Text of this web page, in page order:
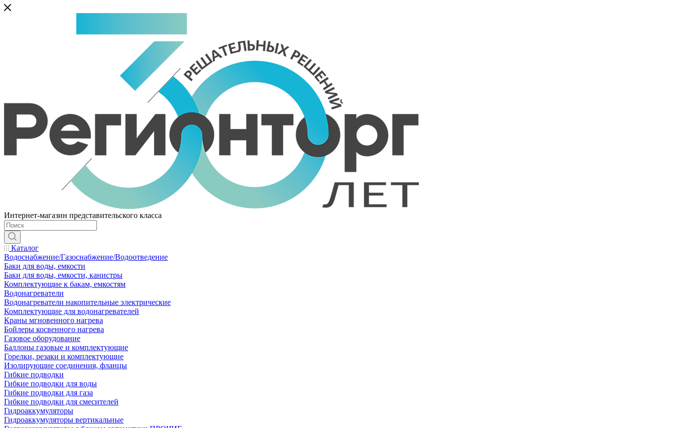
Интернет-магазин представительского класса
Каталог
Водоснабжение/Газоснабжение/Водоотведение
Баки для воды, емкости
Баки для воды, емкости, канистры
Комплектующие к бакам, емкостям
Водонагреватели
Водонагреватели накопительные электрические
Комплектующие для водонагревателей
Краны мгновенного нагрева
Бойлеры косвенного нагрева
Газовое оборудование
Баллоны газовые и комплектующие
Горелки, резаки и комплектующие
Изолирующие соединения, фланцы
Гибкие подводки
Гибкие подводки для воды
Гибкие подводки для газа
Гибкие подводки для смесителей
Гидроаккумуляторы
Гидроаккумуляторы вертикальные